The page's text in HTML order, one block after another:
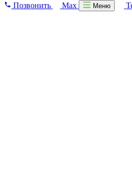
Позвонить
Max Меню